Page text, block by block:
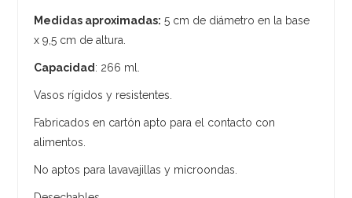
Medidas aproximadas: 5 cm de diámetro en la base
x 9,5 cm de altura.
Capacidad : 266 ml.
Vasos rígidos y resistentes.
Fabricados en cartón apto para el contacto con
alimentos.
No aptos para lavavajillas y microondas.